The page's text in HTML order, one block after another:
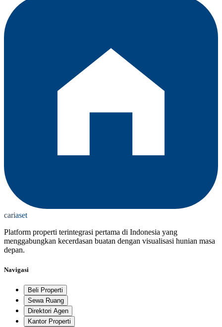
cariaset
Platform properti terintegrasi pertama di Indonesia yang
menggabungkan kecerdasan buatan dengan visualisasi hunian masa
depan.
Navigasi
Beli Properti
Sewa Ruang
Direktori Agen
Kantor Properti